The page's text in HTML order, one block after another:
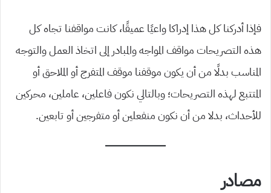
فإذا أدركنا كل هذا إدراكا واعيًا عميقًا، كانت مواقفنا تجاه كل
هذه التصريحات مواقف المواجه والمبادر إلى اتخاذ العمل والتوجه
المناسب بدلًا من أن يكون موقفنا موقف المتفرج أو الملاحق أو
المتتبع لهذه التصريحات؛ وبالتالي نكون فاعلين، عاملين، محركين
للأحداث، بدلا من أن نكون منفعلين أو متفرجين أو تابعين.
مصادر